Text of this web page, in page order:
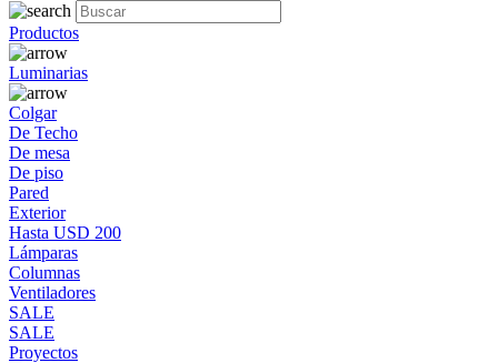
Productos
Luminarias
Colgar
De Techo
De mesa
De piso
Pared
Exterior
Hasta USD 200
Lámparas
Columnas
Ventiladores
SALE
SALE
Proyectos